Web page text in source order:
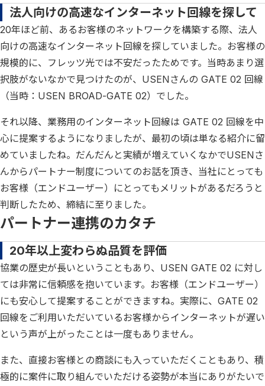
法人向けの高速なインターネット回線を探して
20年ほど前、あるお客様のネットワークを構築する際、法人
向けの高速なインターネット回線を探していました。お客様の
規模的に、フレッツ光では不安だったためです。当時あまり選
択肢がないなかで見つけたのが、USENさんの GATE 02 回線
（当時：USEN BROAD-GATE 02）でした。
それ以降、業務用のインターネット回線は GATE 02 回線を中
心に提案するようになりましたが、最初の頃は単なる紹介に留
めていましたね。だんだんと実績が増えていくなかでUSENさ
んからパートナー制度についてのお話を頂き、当社にとっても
お客様（エンドユーザー）にとってもメリットがあるだろうと
判断したため、締結に至りました。
パートナー連携のカタチ
20年以上変わらぬ品質を評価
協業の歴史が長いということもあり、USEN GATE 02 に対し
ては非常に信頼感を抱いています。お客様（エンドユーザー）
にも安心して提案することができますね。実際に、GATE 02
回線をご利用いただいているお客様からインターネットが遅い
という声が上がったことは一度もありません。
また、直接お客様との商談にも入っていただくこともあり、積
極的に案件に取り組んでいただける姿勢が本当にありがたいで